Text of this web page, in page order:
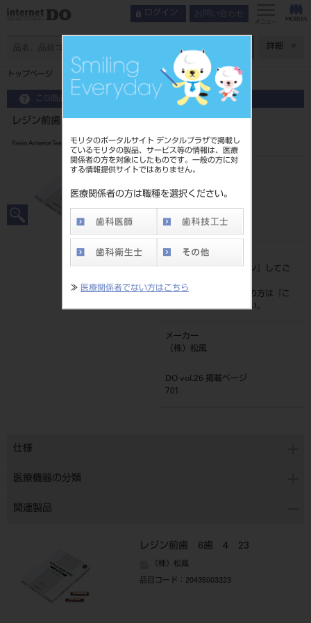
モリタのポータルサイト デンタルプラザで掲載し
ているモリタの製品、サービス等の情報は、医療
関係者の方を対象にしたものです。一般の方に対
する情報提供サイトではありません。
医療関係者の方は職種を選択ください。
≫ 医療関係者でない方はこちら
ログイン お問い合わせ
メニュー
詳細
トップページ レジン前歯 6歯 55 513
この商品に関するお問い合わせ
レジン前歯 6歯 55 513
Resin Anterior Teeth
品目コード
4548162007636
標準価格
価格の確認は『ログイン
』してご
ネット会員登録がまだの方は『
こ
ちら』より登録ください。
メーカー
（株）松風
DO vol.26 掲載ページ
701
仕様
医療機器の分類
関連製品
レジン前歯 6歯 4 23
（株）松風
品目コード ：20435003323